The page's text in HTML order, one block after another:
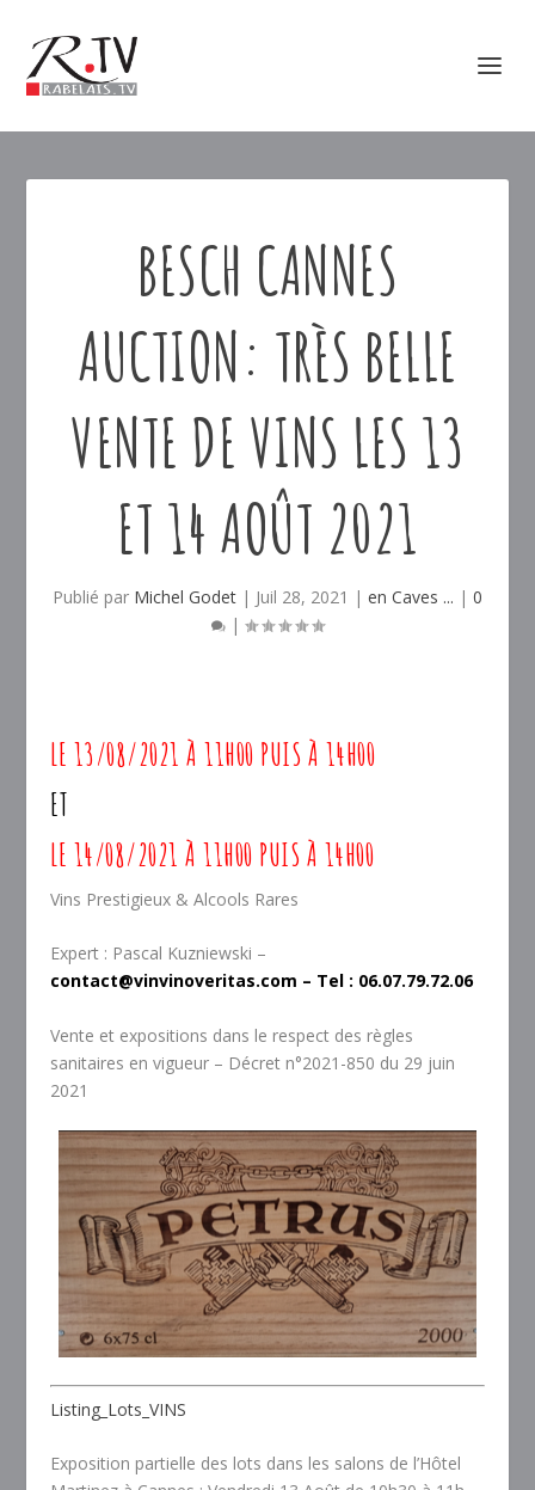
BESCH CANNES
AUCTION: TRÈS BELLE
VENTE DE VINS LES 13
ET 14 AOÛT 2021
Publié par Michel Godet | Juil 28, 2021 | en Caves ... | 0
|
LE 13/08/2021 À 11H00 PUIS À 14H00
ET
LE 14/08/2021 À 11H00 PUIS À 14H00
Vins Prestigieux & Alcools Rares
Expert : Pascal Kuzniewski –
contact@vinvinoveritas.com – Tel : 06.07.79.72.06
Vente et expositions dans le respect des règles
sanitaires en vigueur – Décret n°2021-850 du 29 juin
2021
Listing_Lots_VINS
Exposition partielle des lots dans les salons de l’Hôtel